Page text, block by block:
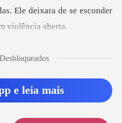
deixara de se esconder
e leia mais